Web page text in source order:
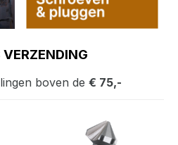
VERZENDING
boven de € 75,-